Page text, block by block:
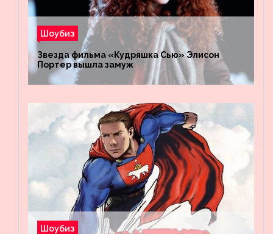
Шоубиз
Звезда фильма «Кудряшка Сью» Элисон
Портер вышла замуж
Шоубиз